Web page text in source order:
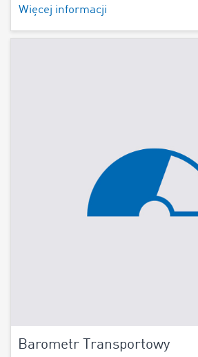
Więcej informacji
Barometr Transportowy